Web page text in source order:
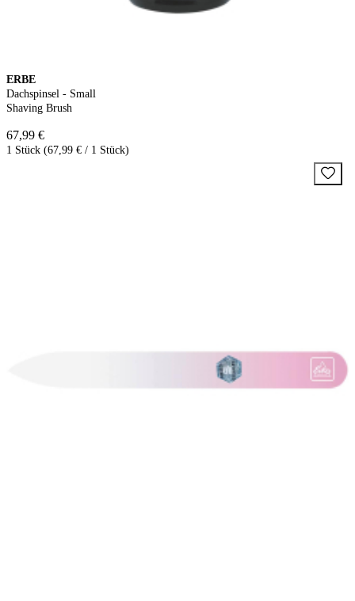
ERBE
Dachspinsel - Small
Shaving Brush
67,99 €
1 Stück (67,99 € / 1 Stück)